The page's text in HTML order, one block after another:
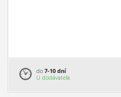
do 7-10 dní
U dodávateľa